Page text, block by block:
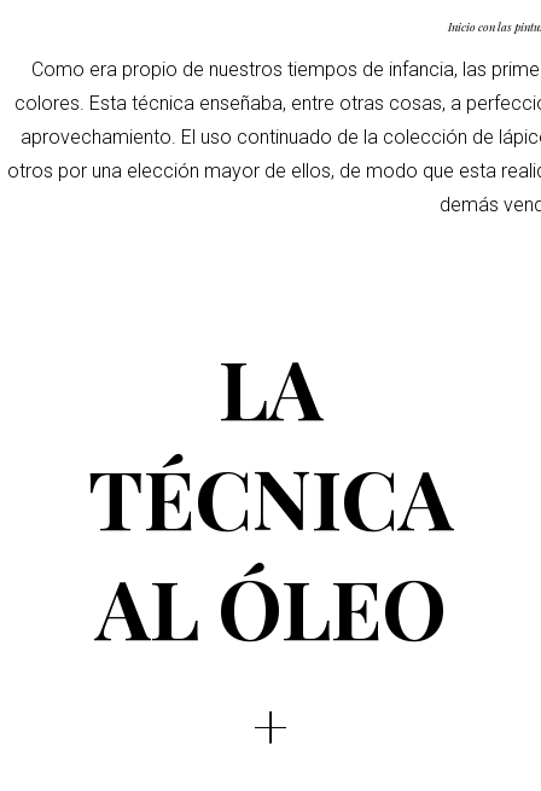
Inicio con las
Como era propio de nuestros tiempos de infancia, las
colores. Esta técnica enseñaba, entre otras cosas, a
aprovechamiento. El uso continuado de la colección de
otros por una elección mayor de ellos, de modo que esta
demás
LA
TÉCNICA
AL ÓLEO